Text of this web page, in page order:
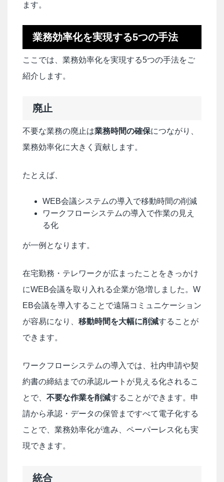
ます。
業務効率化を実現する5つの手法
ここでは、業務効率化を実現する5つの手法をご
紹介します。
廃止
不要な業務の廃止は業務時間の確保につながり、
業務効率化に大きく貢献します。
たとえば、
WEB会議システムの導入で移動時間の削減
ワークフローシステムの導入で作業の見え
る化
が一例となります。
在宅勤務・テレワークが広まったことをきっかけ
にWEB会議を取り入れる企業が急増しました。W
EB会議を導入することで遠隔コミュニケーション
が容易になり、 移動時間を大幅に削減することが
できます。
ワークフローシステムの導入では、社内申請や契
約書の締結までの承認ルートが見える化されるこ
とで、 不要な作業を削減することができます。申
請から承認・データの保管まですべて電子化する
ことで、業務効率化が進み、ペーパーレス化も実
現できます。
統合